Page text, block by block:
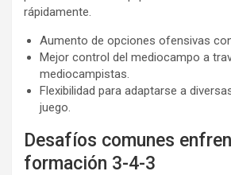
rápidamente.
Aumento de opciones ofensivas
Mejor control del mediocampo a
mediocampistas.
Flexibilidad para adaptarse a
juego.
Desafíos comunes
formación 3-4-3